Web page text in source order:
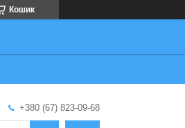
Кошик
+380 (67) 823-09-68